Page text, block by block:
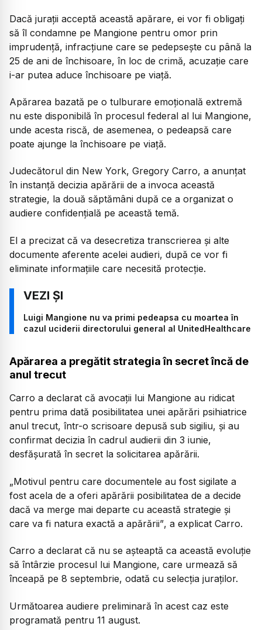
Dacă jurații acceptă această apărare, ei vor fi obligați
să îl condamne pe Mangione pentru omor prin
imprudență, infracțiune care se pedepsește cu până la
25 de ani de închisoare, în loc de crimă, acuzație care
i-ar putea aduce închisoare pe viață.
Apărarea bazată pe o tulburare emoțională extremă
nu este disponibilă în procesul federal al lui Mangione,
unde acesta riscă, de asemenea, o pedeapsă care
poate ajunge la închisoare pe viață.
Judecătorul din New York, Gregory Carro, a anunțat
în instanță decizia apărării de a invoca această
strategie, la două săptămâni după ce a organizat o
audiere confidențială pe această temă.
El a precizat că va desecretiza transcrierea și alte
documente aferente acelei audieri, după ce vor fi
eliminate informațiile care necesită protecție.
Luigi Mangione nu va primi pedeapsa cu moartea în
cazul uciderii directorului general al UnitedHealthcare
Apărarea a pregătit strategia în secret încă de
anul trecut
Carro a declarat că avocații lui Mangione au ridicat
pentru prima dată posibilitatea unei apărări psihiatrice
anul trecut, într-o scrisoare depusă sub sigiliu, și au
confirmat decizia în cadrul audierii din 3 iunie,
desfășurată în secret la solicitarea apărării.
„Motivul pentru care documentele au fost sigilate a
fost acela de a oferi apărării posibilitatea de a decide
dacă va merge mai departe cu această strategie și
care va fi natura exactă a apărării”, a explicat Carro.
Carro a declarat că nu se așteaptă ca această evoluție
să întârzie procesul lui Mangione, care urmează să
înceapă pe 8 septembrie, odată cu selecția juraților.
Următoarea audiere preliminară în acest caz este
programată pentru 11 august.